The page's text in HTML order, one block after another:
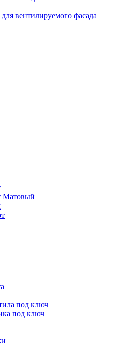
вентилируемого фасада
Матовый
под ключ
под ключ